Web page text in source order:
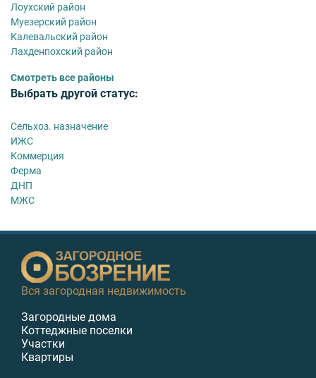
Лоухский район
Муезерский район
Калевальский район
Лахденпохский район
Смотреть все районы
Выбрать другой статус:
Сельхоз. назначение
ИЖС
Коммерция
Ферма
ДНП
МЖС
Вся загородная недвижимость
Загородные дома
Коттеджные поселки
Участки
Квартиры